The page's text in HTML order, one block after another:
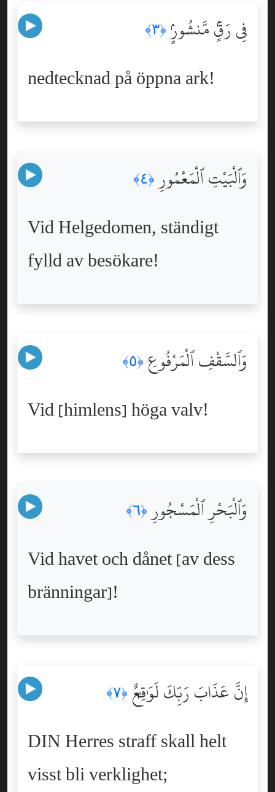
فِى رَقٍّۢ مَّنشُورٍۢ ﴿٣﴾
nedtecknad på öppna ark!
وَٱلْبَيْتِ ٱلْمَعْمُورِ ﴿٤﴾
Vid Helgedomen, ständigt
fylld av besökare!
وَٱلسَّقْفِ ٱلْمَرْفُوعِ ﴿٥﴾
Vid [himlens] höga valv!
وَٱلْبَحْرِ ٱلْمَسْجُورِ ﴿٦﴾
Vid havet och dånet [av dess
bränningar]!
إِنَّ عَذَابَ رَبِّكَ لَوَٰقِعٌۭ ﴿٧﴾
DIN Herres straff skall helt
visst bli verklighet;